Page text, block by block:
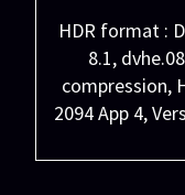
HDR format :
8.1,
compression,
2094 App 4,